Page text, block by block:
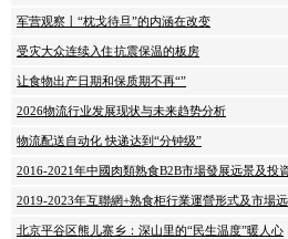
军营观察丨“枕戈待旦”的内涵在改变
受灾大众连续入住抗震保温的板房
让食物出产日期和保质期不再“”
2026物流行业发展现状与未来趋势分析
物流配送自动化 快递达到“分钟级”
2016-2021年中國肉類熟食B2B市場發展远景及投
2019-2023年互聯網+熟食柜行業運營形式及市場
北京平谷区熊儿寨乡：深山里的“民生温度”暖人心